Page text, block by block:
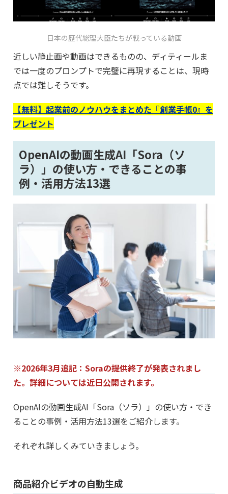
日本の歴代総理大臣たちが戦っている動画
近しい静止画や動画はできるものの、ディティールま
では一度のプロンプトで完璧に再現することは、現時
点では難しそうです。
【無料】起業前のノウハウをまとめた『創業手帳0』を
プレゼント
OpenAIの動画生成AI「Sora（ソ
ラ）」の使い方・できることの事
例・活用方法13選
※2026年3月追記：Soraの提供終了が発表されまし
た。詳細については近日公開されます。
OpenAIの動画生成AI「Sora（ソラ）」の使い方・でき
ることの事例・活用方法13選をご紹介します。
それぞれ詳しくみていきましょう。
商品紹介ビデオの自動生成